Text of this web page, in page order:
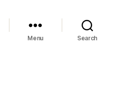
Menu Search